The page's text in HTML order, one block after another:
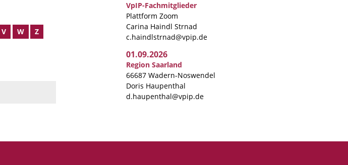
V W Z
VpIP-Fachmitglieder
Plattform Zoom
Carina Haindl Strnad
c.haindlstrnad@vpip.de
01.09.2026
Region Saarland
66687 Wadern-Noswendel
Doris Haupenthal
d.haupenthal@vpip.de